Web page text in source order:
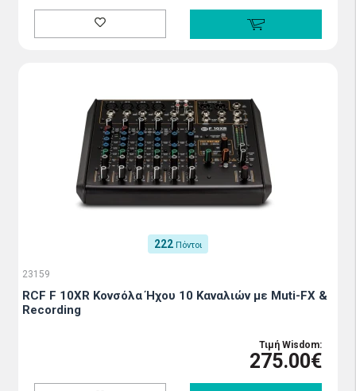
222 Πόντοι
23159
RCF F 10XR Κονσόλα Ήχου 10 Καναλιών με Muti-FX &
Recording
Τιμή Wisdom:
275.00€